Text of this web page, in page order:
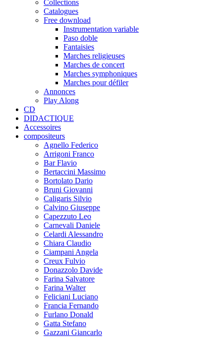
Collections
Catalogues
Free download
Instrumentation variable
Paso doble
Fantaisies
Marches religieuses
Marches de concert
Marches symphoniques
Marches pour défiler
Annonces
Play Along
CD
DIDACTIQUE
Accessoires
compositeurs
Agnello Federico
Arrigoni Franco
Bar Flavio
Bertaccini Massimo
Bortolato Dario
Bruni Giovanni
Caligaris Silvio
Calvino Giuseppe
Capezzuto Leo
Carnevali Daniele
Celardi Alessandro
Chiara Claudio
Ciampani Angela
Creux Fulvio
Donazzolo Davide
Farina Salvatore
Farina Walter
Feliciani Luciano
Francia Fernando
Furlano Donald
Gatta Stefano
Gazzani Giancarlo